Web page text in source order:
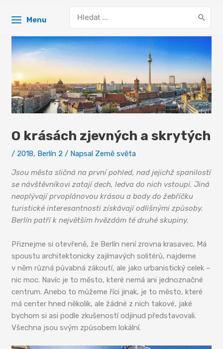
Menu
for:
O krásách zjevných a skrytých
/ 2018, Berlín 2 / Napsal Země světa
Jsou města sličná na první pohled, nad jejichž spanilostí
se návštěvníkovi zatají dech, ledva do nich vstoupí. Jiná
neoplývají prvoplánovou krásou a body do žebříčku
turistické interesantnosti získávají odlišnými způsoby.
Berlín patří k největším hvězdám té druhé skupiny.
Přiznejme si otevřeně, že Berlín není zrovna krasavec. Má
spoustu architektonicky zajímavých solitérů, najdeme
v něm různá půvabná zákoutí, ale jako urbanistický celek –
nic moc. Navíc je to město, které nemá ani jednoznačné
centrum. Anebo to můžeme říci jinak, je to město, které
má center hned několik, ale žádné z nich takové, jaké
bychom si asi podle zkušeností odjinud představovali.
Všechna jsou svým způsobem lokální.